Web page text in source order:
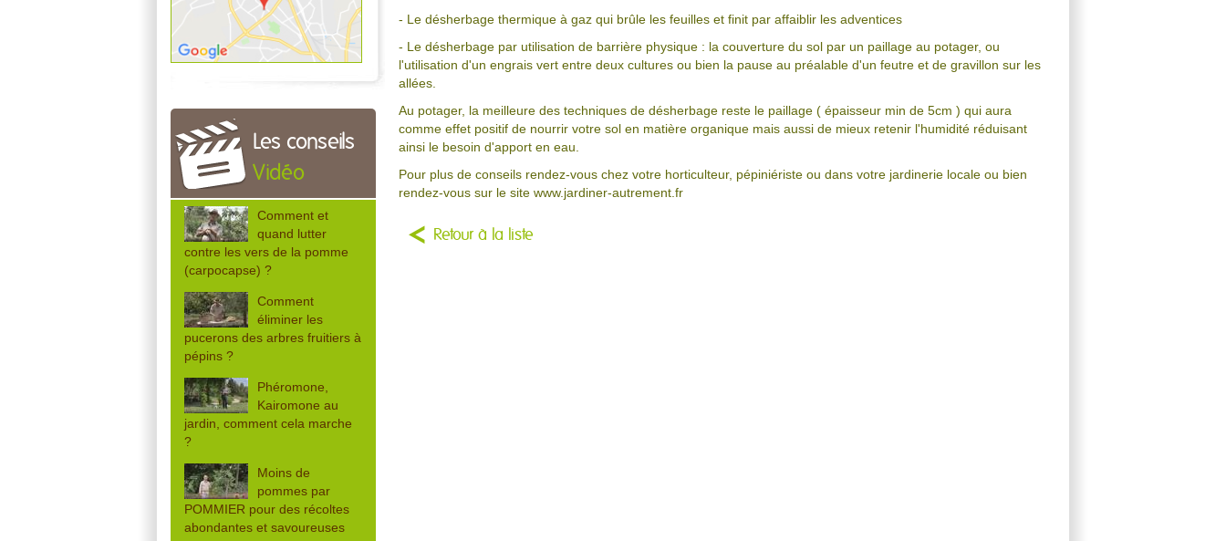
Les conseils
Vidéo
Comment et
quand lutter
contre les vers de la pomme
(carpocapse) ?
Comment
éliminer les
pucerons des arbres fruitiers à
pépins ?
Phéromone,
Kairomone au
jardin, comment cela marche
?
Moins de
pommes par
POMMIER pour des récoltes
abondantes et savoureuses
- Le désherbage thermique à gaz qui brûle les feuilles et finit par affaiblir les adventices
- Le désherbage par utilisation de barrière physique : la couverture du sol par un paillage au potager, ou
l'utilisation d'un engrais vert entre deux cultures ou bien la pause au préalable d'un feutre et de gravillon sur les
allées.
Au potager, la meilleure des techniques de désherbage reste le paillage ( épaisseur min de 5cm ) qui aura
comme effet positif de nourrir votre sol en matière organique mais aussi de mieux retenir l'humidité réduisant
ainsi le besoin d'apport en eau.
Pour plus de conseils rendez-vous chez votre horticulteur, pépiniériste ou dans votre jardinerie locale ou bien
rendez-vous sur le site www.jardiner-autrement.fr
Retour à la liste